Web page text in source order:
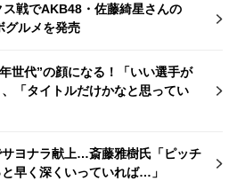
戦でAKB48・佐藤綺星さんの
グルメを発売
世代”の顔になる！「いい選手が
「タイトルだけかなと思ってい
ヨナラ献上…斎藤雅樹氏「ピッチ
早く深くいっていれば…」